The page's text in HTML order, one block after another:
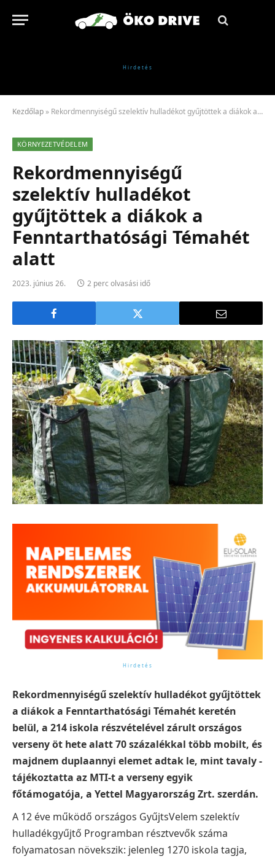
Kezdőlap » Rekordmennyiségű szelektív hulladékot gyűjtöttek a diákok a Fenntarthatósági Témahét alatt
KÖRNYEZETVÉDELEM
Rekordmennyiségű
szelektív hulladékot
gyűjtöttek a diákok a
Fenntarthatósági Témahét
alatt
2023. június 26. 2 perc olvasási idő
Rekordmennyiségű szelektív hulladékot gyűjtöttek
a diákok a Fenntarthatósági Témahét keretén
belül, a 214 iskola részvételével zárult országos
verseny öt hete alatt 70 százalékkal több mobilt, és
majdnem duplaannyi elemet adtak le, mint tavaly -
tájékoztatta az MTI-t a verseny egyik
főtámogatója, a Yettel Magyarország Zrt. szerdán.
A 12 éve működő országos GyűjtsVelem szelektív
hulladékgyűjtő Programban résztvevők száma
folyamatosan növekszik: jelenleg 1270 iskola tagja,